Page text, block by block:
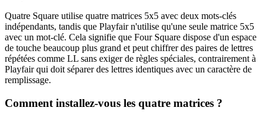
Quatre Square utilise quatre matrices 5x5 avec deux mots-clés
indépendants, tandis que Playfair n'utilise qu'une seule matrice 5x5
avec un mot-clé. Cela signifie que Four Square dispose d'un espace
de touche beaucoup plus grand et peut chiffrer des paires de lettres
répétées comme LL sans exiger de règles spéciales, contrairement à
Playfair qui doit séparer des lettres identiques avec un caractère de
remplissage.
Comment installez-vous les quatre matrices ?